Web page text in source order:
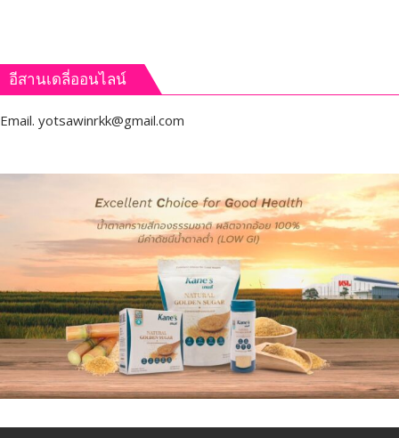
อีสานเดลี่ออนไลน์
Email. yotsawinrkk@gmail.com